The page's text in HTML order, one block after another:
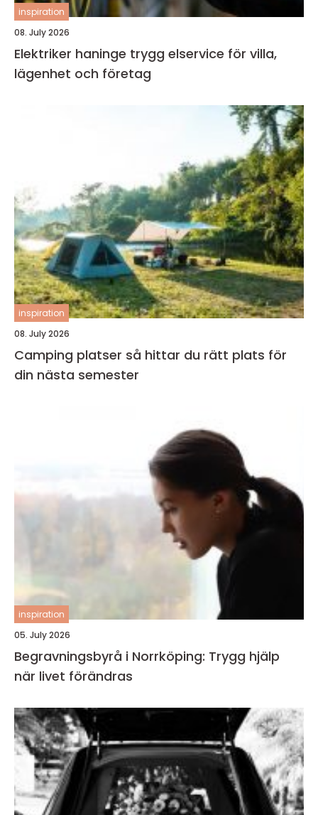
inspiration
08. July 2026
Elektriker haninge trygg elservice för villa,
lägenhet och företag
inspiration
08. July 2026
Camping platser så hittar du rätt plats för
din nästa semester
inspiration
05. July 2026
Begravningsbyrå i Norrköping: Trygg hjälp
när livet förändras